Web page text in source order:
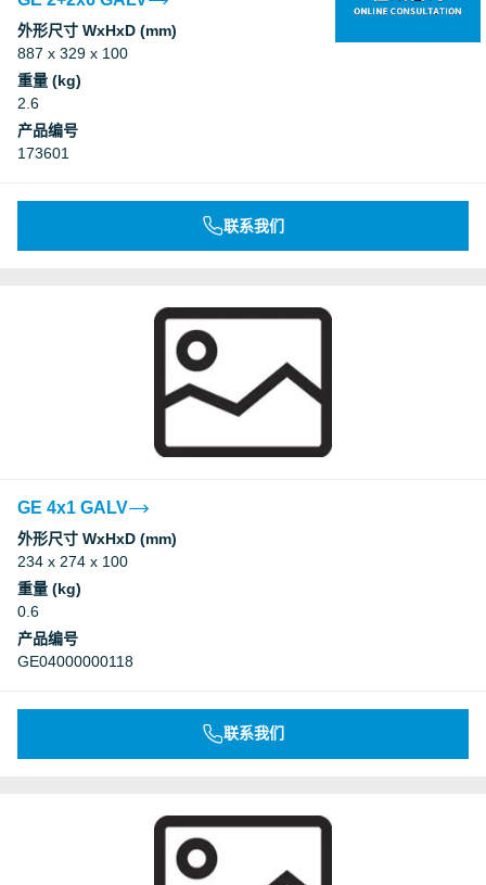
外形尺寸 WxHxD (mm)
887 x 329 x 100
重量 (kg)
2.6
产品编号
173601
联系我们
GE 4x1 GALV
外形尺寸 WxHxD (mm)
234 x 274 x 100
重量 (kg)
0.6
产品编号
GE04000000118
联系我们